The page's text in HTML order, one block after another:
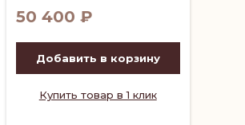
50 400 ₽
Добавить в корзину
Купить товар в 1 клик